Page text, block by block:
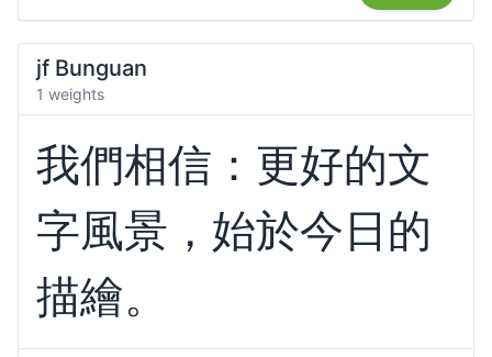
jf Bunguan
1 weights
我們相信：更好的文
字風景，始於今日的
描繪。